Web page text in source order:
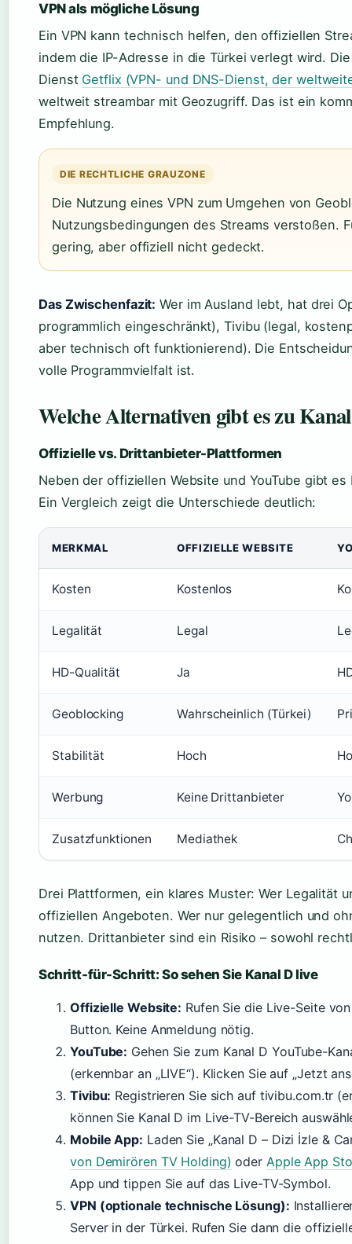
VPN als mögliche Lösung
Ein VPN kann technisch helfen, den offiziellen
indem die IP-Adresse in die Türkei verlegt wird.
Dienst Getflix (VPN- und DNS-Dienst, der
weltweit streambar mit Geozugriff. Das ist ein
Empfehlung.
DIE RECHTLICHE GRAUZONE
Die Nutzung eines VPN zum Umgehen von
Nutzungsbedingungen des Streams verstoßen.
gering, aber offiziell nicht gedeckt.
Das Zwischenfazit: Wer im Ausland lebt, hat drei
programmlich eingeschränkt), Tivibu (legal,
aber technisch oft funktionierend). Die
volle Programmvielfalt ist.
Welche Alternativen gibt es zu
Offizielle vs. Drittanbieter-Plattformen
Neben der offiziellen Website und YouTube gibt
Ein Vergleich zeigt die Unterschiede deutlich:
MERKMAL OFFIZIELLE WEBSITE
Kosten Kostenlos
Legalität Legal
HD-Qualität Ja
Geoblocking Wahrscheinlich (Türkei)
Stabilität Hoch
Werbung Keine Drittanbieter
Zusatzfunktionen Mediathek
Drei Plattformen, ein klares Muster: Wer Legalität
offiziellen Angeboten. Wer nur gelegentlich und
nutzen. Drittanbieter sind ein Risiko – sowohl
Schritt-für-Schritt: So sehen Sie Kanal D live
Offizielle Website: Rufen Sie die Live-Seite
Button. Keine Anmeldung nötig.
YouTube: Gehen Sie zum Kanal D YouTube-
(erkennbar an „LIVE“). Klicken Sie auf „Jetzt
Tivibu: Registrieren Sie sich auf tivibu.com.tr
können Sie Kanal D im Live-TV-Bereich
Mobile App: Laden Sie „Kanal D – Dizi İzle &
von Demirören TV Holding) oder Apple App
App und tippen Sie auf das Live-TV-Symbol.
VPN (optionale technische Lösung):
Server in der Türkei. Rufen Sie dann die